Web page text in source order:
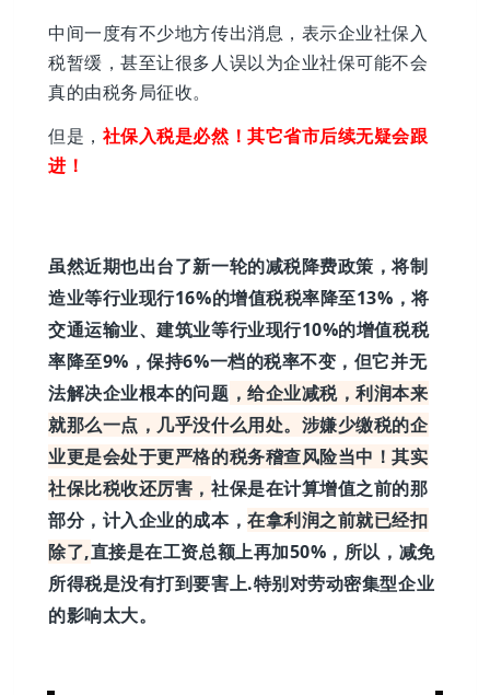
中间一度有不少地方传出消息，表示企业社保入
税暂缓，甚至让很多人误以为企业社保可能不会
真的由税务局征收。
但是， 社保入税是必然！其它省市后续无疑会跟
进！
虽然近期也出台了新一轮的减税降费政策，将制
造业等行业现行16%的增值税税率降至13%，将
交通运输业、建筑业等行业现行10%的增值税税
率降至9%，保持6%一档的税率不变， 但它并无
法解决企业根本的问题 ，给企业减税，利润本来
就那么一点，几乎没什么用处。涉嫌少缴税的企
业更是会处于更严格的税务稽查风险当中！其实
社保比税收还厉害，社保是在计算增值之前的那
部分，计入企业的成本，在拿利润之前就已经扣
除了,直接是在工资总额上再加50%， 所以，减免
所得税是没有打到要害上.特别对劳动密集型企业
的影响太大。